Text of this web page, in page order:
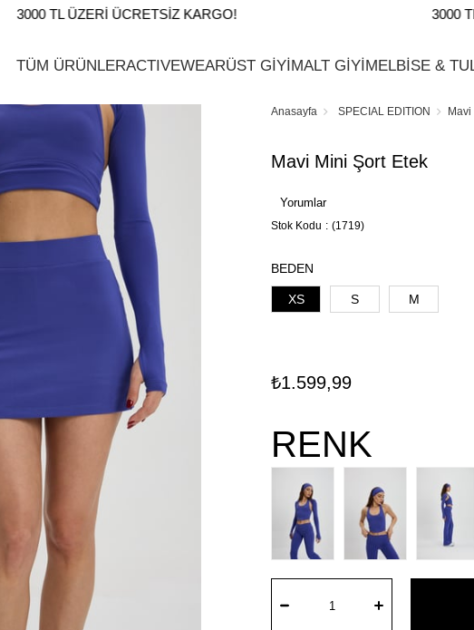
3000 TL ÜZERI ÜCRETSIZ KARGO! 3000 TL
TÜM ÜRÜNLERACTIVEWEARÜST GİYİMALT GİYİMELBİSE &
Anasayfa SPECIAL EDITION
Mavi Mini Şort Etek
Yorumlar
Stok Kodu (1719)
BEDEN
XS S M
₺1.599,99
RENK